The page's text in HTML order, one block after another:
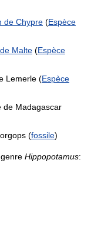
de Chypre (Espèce
Malte (Espèce
Lemerle (Espèce
de Madagascar
(fossile)
Hippopotamus: